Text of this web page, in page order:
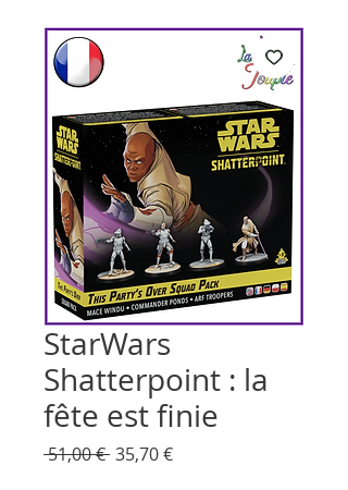
StarWars
Shatterpoint : la
fête est finie
51,00 € Prix
35,70 €Prix